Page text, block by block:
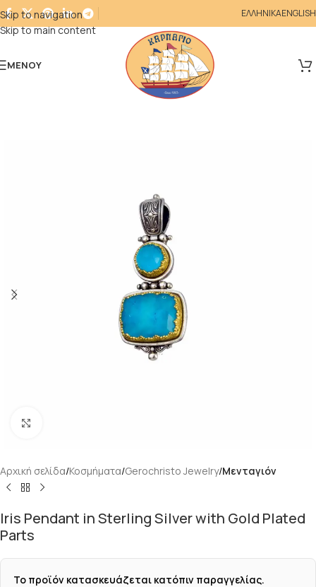
Skip to navigation
Skip to main content
ΕΛΛΗΝΙΚΑENGLISH
ΜΕΝΟΎ
Αρχική σελίδα Κοσμήματα Gerochristo Jewelry Μενταγιόν
Iris Pendant in Sterling Silver with Gold Plated
Parts
Το προϊόν κατασκευάζεται κατόπιν παραγγελίας.